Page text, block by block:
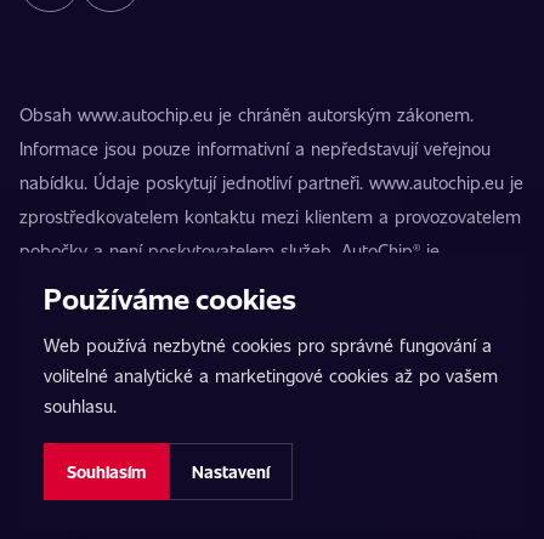
Obsah www.autochip.eu je chráněn autorským zákonem.
Informace jsou pouze informativní a nepředstavují veřejnou
nabídku. Údaje poskytují jednotliví partneři. www.autochip.eu je
zprostředkovatelem kontaktu mezi klientem a provozovatelem
pobočky a není poskytovatelem služeb. AutoChip® je
registrovaná ochranná známka Petra Kučery. Úpravy, které
nezpůsobilosti vozidla k provozu na pozemních komunikacích.
Přesné informace poskytuje vždy konkrétní provozovatel
pobočky.
Nastavení cookies
Používáme cookies
Web používá nezbytné cookies pro správné fungování a
volitelné analytické a marketingové cookies až po vašem
souhlasu.
Souhlasím Nastavení